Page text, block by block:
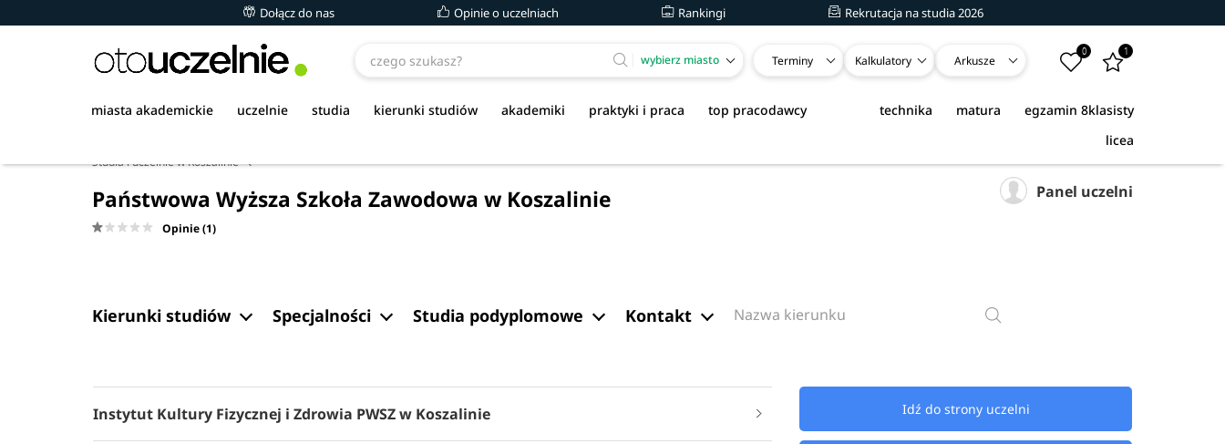
Dołącz do nas Opinie o uczelniach Rankingi Rekrutacja na studia 2026
wybierz miasto Terminy Kalkulatory Arkusze
0 1
miasta akademickie uczelnie studia kierunki studiów akademiki praktyki i praca top pracodawcy egzamin 8klasisty
matura
technika
licea
Studia i uczelnie w Koszalinie
Państwowa Wyższa Szkoła Zawodowa w Koszalinie
Opinie (1)
Panel uczelni
Kierunki studiów Specjalności Studia podyplomowe Kontakt
Instytut Kultury Fizycznej i Zdrowia PWSZ w Koszalinie Idź do strony uczelni